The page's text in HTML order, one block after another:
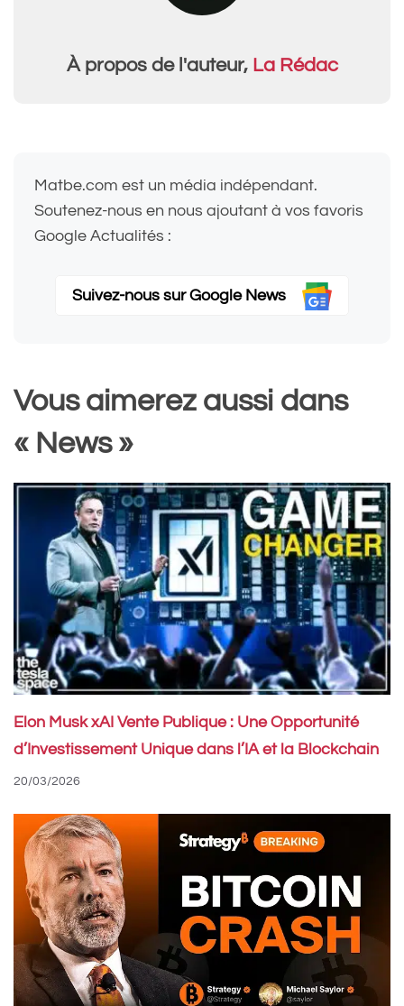
À propos de l'auteur, La Rédac
Matbe.com est un média indépendant.
Soutenez-nous en nous ajoutant à vos favoris
Google Actualités :
Suivez-nous sur Google News
Vous aimerez aussi dans
« News »
Elon Musk xAI Vente Publique : Une Opportunité
d’Investissement Unique dans l’IA et la Blockchain
20/03/2026